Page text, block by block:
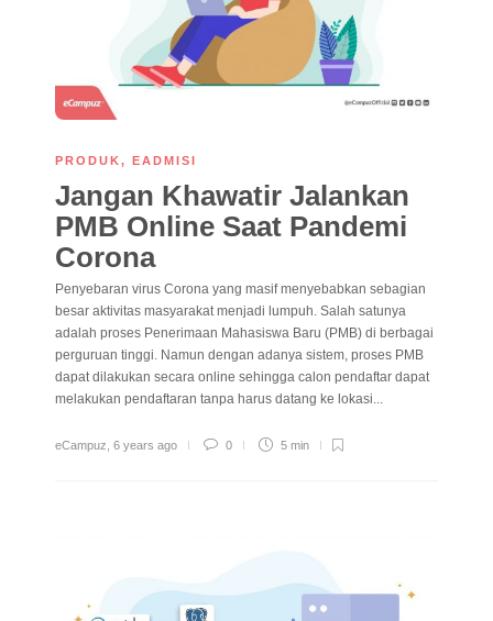
PRODUK, EADMISI
Jangan Khawatir Jalankan
PMB Online Saat Pandemi
Corona
Penyebaran virus Corona yang masif menyebabkan sebagian
besar aktivitas masyarakat menjadi lumpuh. Salah satunya
adalah proses Penerimaan Mahasiswa Baru (PMB) di berbagai
perguruan tinggi. Namun dengan adanya sistem, proses PMB
dapat dilakukan secara online sehingga calon pendaftar dapat
melakukan pendaftaran tanpa harus datang ke lokasi...
eCampuz 6 years ago 0 5 min